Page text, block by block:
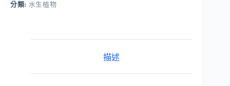
分類: 水生植物
描述